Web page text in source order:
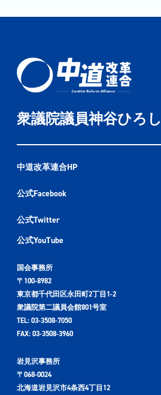
衆議院議員神谷ひろし
中道改革連合HP
公式Facebook
公式Twitter
公式YouTube
国会事務所
〒100-8982
東京都千代田区永田町2丁目1-2
衆議院第二議員会館801号室
TEL: 03-3508-7050
FAX: 03-3508-3960
岩見沢事務所
〒068-0024
北海道岩見沢市4条西4丁目12